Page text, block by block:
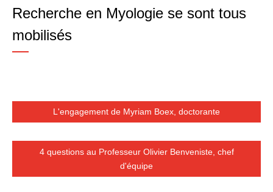
Recherche en Myologie se sont tous
mobilisés
L'engagement de Myriam Boex, doctorante
4 questions au Professeur Olivier Benveniste, chef
d'équipe